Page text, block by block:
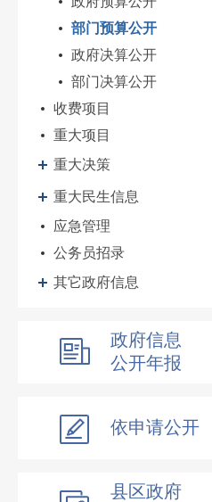
部门预算公开
政府决算公开
部门决算公开
收费项目
重大项目
重大决策
重大民生信息
应急管理
公务员招录
其它政府信息
政府信息
公开年报
依申请公开
县区政府